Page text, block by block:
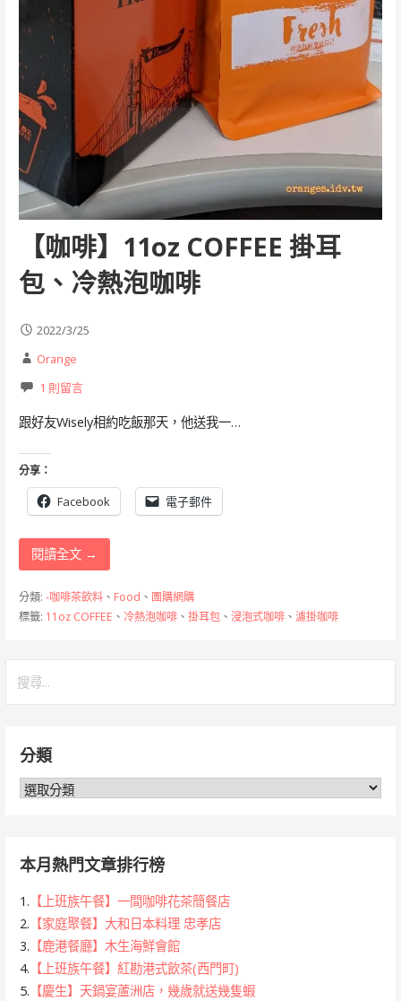
【咖啡】11oz COFFEE 掛耳
包、冷熱泡咖啡
2022/3/25
Orange
1 則留言
跟好友Wisely相約吃飯那天，他送我一…
分享：
Facebook 電子郵件
閱讀全文 →
分類: -咖啡茶飲料、 Food 、 團購網購
標籤: 11oz COFFEE 、 冷熱泡咖啡、 掛耳包、 浸泡式咖啡、 濾掛咖啡
字:分類
分
本月熱門文章排行榜
1. 【上班族午餐】一間咖啡花茶簡餐店
2. 【家庭聚餐】大和日本料理 忠孝店
3. 【鹿港餐廳】木生海鮮會館
4. 【上班族午餐】紅勘港式飲茶(西門町)
5. 【慶生】天鍋宴蘆洲店，幾歲就送幾隻蝦